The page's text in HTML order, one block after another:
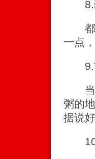
8.豪
都在
一点
9.
当代
粥的
据说
10.